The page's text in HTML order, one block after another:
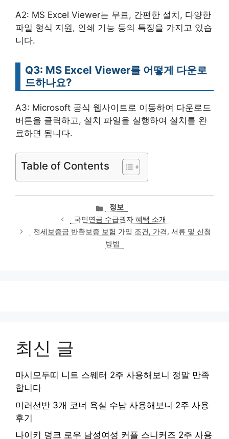
A2: MS Excel Viewer는 무료, 간편한 설치, 다양한
파일 형식 지원, 인쇄 기능 등의 특징을 가지고 있습
니다.
Q3: MS Excel Viewer를 어떻게 다운로
드하나요?
A3: Microsoft 공식 웹사이트로 이동하여 다운로드
버튼을 클릭하고, 설치 파일을 실행하여 설치를 완
료하면 됩니다.
Table of Contents
카
테
고
리
정보
국민연금 수급권자 혜택 소개
전세보증금 반환보증 보험 가입 조건, 가격, 서류 및 신청
방법
최신 글
마시모두띠 니트 스웨터 2주 사용해보니 정말 만족
합니다
미러선반 3개 코너 욕실 수납 사용해보니 2주 사용
후기
나이키 덩크 로우 남성여성 커플 스니커즈 2주 사용